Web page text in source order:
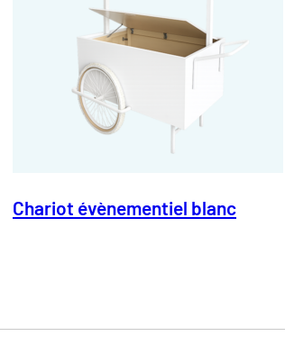
Chariot évènementiel blanc